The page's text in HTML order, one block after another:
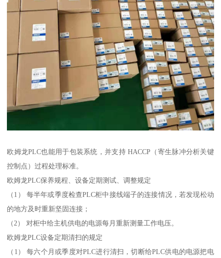
欧姆龙PLC也能用于包装系统，并支持 HACCP（寄生脉冲分析关键
控制点）过程处理标准。
欧姆龙PLC保养规程、设备定期测试、调整规定
（1） 每半年或季度检查PLC柜中接线端子的连接情况，若发现松动
的地方及时重新坚固连接；
（2） 对柜中给主机供电的电源每月重新测量工作电压。
欧姆龙PLC设备定期清扫的规定
（1） 每六个月或季度对PLC进行清扫，切断给PLC供电的电源把电